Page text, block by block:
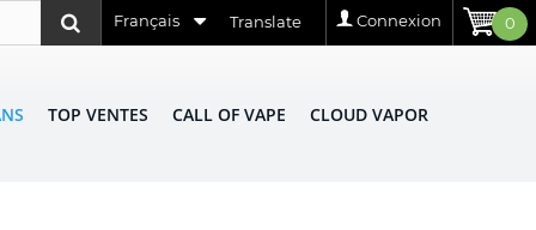
0
Connexion
Translate
Français
TOP VENTES CALL OF VAPE CLOUD VAPOR